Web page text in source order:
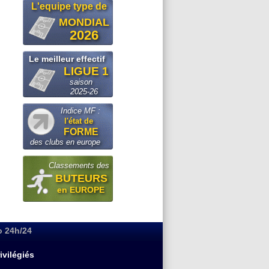
L'equipe type de
MONDIAL
2026
Le meilleur effectif
LIGUE 1
saison
2025-26
Indice MF :
l'état de
FORME
des clubs en europe
Classements des
BUTEURS
en EUROPE
24h/24